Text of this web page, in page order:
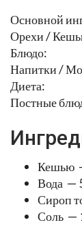
Основной
Орехи /
Блюдо:
Напитки /
Диета:
Постные
Кешью
Вода —
Сироп
Соль —